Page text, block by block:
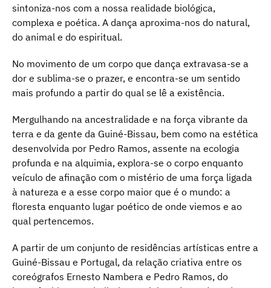
sintoniza-nos com a nossa realidade biológica,
complexa e poética. A dança aproxima-nos do natural,
do animal e do espiritual.
No movimento de um corpo que dança extravasa-se a
dor e sublima-se o prazer, e encontra-se um sentido
mais profundo a partir do qual se lê a existência.
Mergulhando na ancestralidade e na força vibrante da
terra e da gente da Guiné-Bissau, bem como na estética
desenvolvida por Pedro Ramos, assente na ecologia
profunda e na alquimia, explora-se o corpo enquanto
veículo de afinação com o mistério de uma força ligada
à natureza e a esse corpo maior que é o mundo: a
floresta enquanto lugar poético de onde viemos e ao
qual pertencemos.
A partir de um conjunto de residências artísticas entre a
Guiné-Bissau e Portugal, da relação criativa entre os
coreógrafos Ernesto Nambera e Pedro Ramos, do